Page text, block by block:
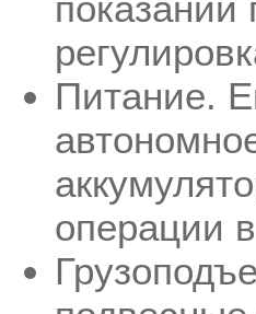
Питание.
операции